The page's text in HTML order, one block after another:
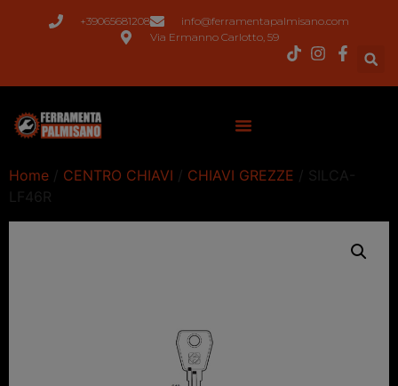
+39065681208
info@ferramentapalmisano.com
Via Ermanno Carlotto, 59
Home / CENTRO CHIAVI / CHIAVI GREZZE / SILCA-
LF46R